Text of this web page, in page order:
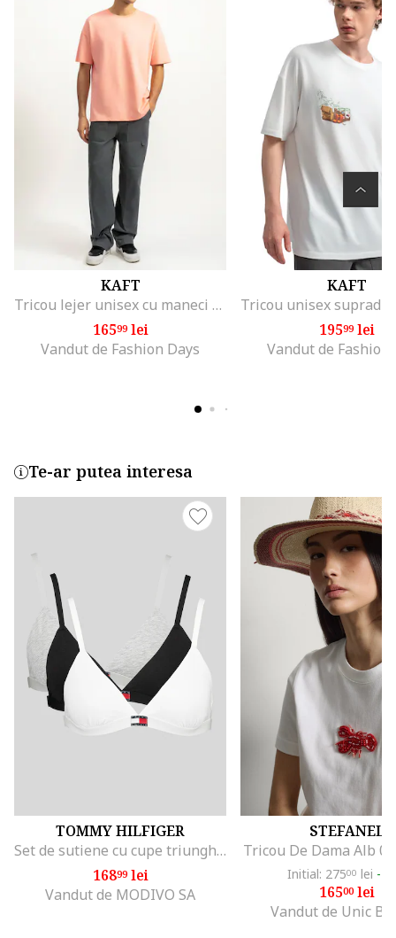
KAFT
Tricou lejer unisex cu maneci cazute, Piersica
16599lei
Vandut de Fashion Days
KAFT
19599lei
Vandut de Fashion
Te-ar putea interesa
TOMMY HILFIGER
Set de sutiene cu cupe triunghiulare si detaliu logo - 3 perechi, Alb/Negru/Gri melange
16899lei
Vandut de MODIVO SA
STEFANEL
Tricou De Dama Alb
Initial: 27500 lei -
16500lei
Vandut de Unic